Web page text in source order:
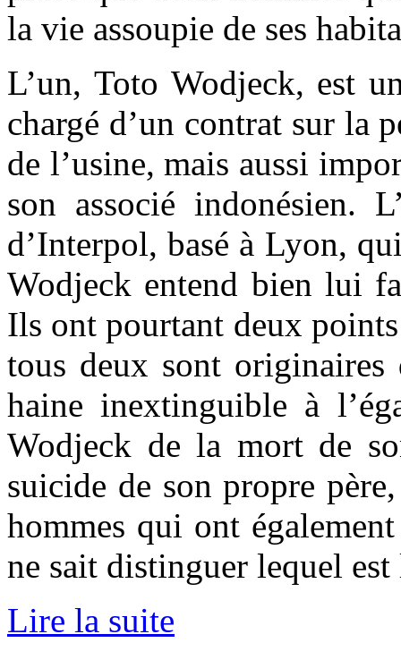
la vie assoupie de ses
L’un, Toto Wodjeck, est
chargé d’un contrat sur la
de l’usine, mais aussi
son associé indonésien.
d’Interpol, basé à Lyon,
Wodjeck entend bien lui
Ils ont pourtant deux
tous deux sont
haine inextinguible à
Wodjeck de la mort de
suicide de son propre
hommes qui ont
ne sait distinguer lequel
Lire la suite